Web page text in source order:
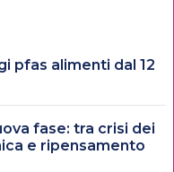
pfas alimenti dal 12
fase: tra crisi dei
e ripensamento